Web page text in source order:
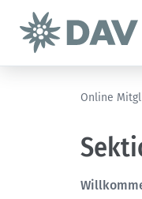
Online